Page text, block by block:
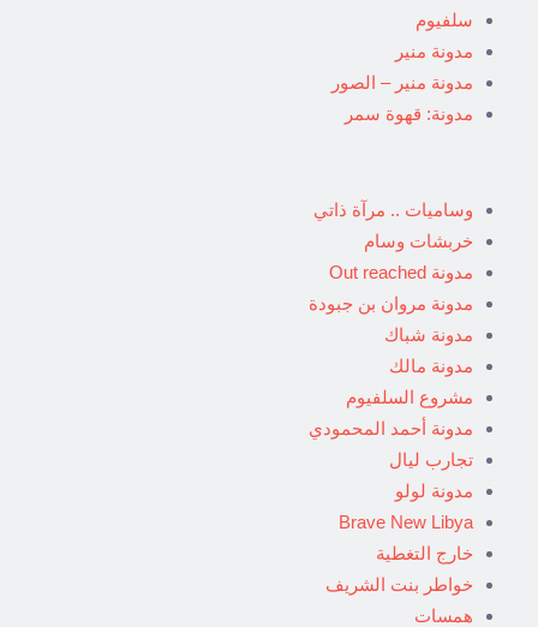
سلفيوم
مدونة منير
مدونة منير – الصور
مدونة: قهوة سمر
وساميات .. مرآة ذاتي
خربشات وسام
مدونة Out reached
مدونة مروان بن جبودة
مدونة شباك
مدونة مالك
مشروع السلفيوم
مدونة أحمد المحمودي
تجارب ليال
مدونة لولو
Brave New Libya
خارج التغطية
خواطر بنت الشريف
همسات